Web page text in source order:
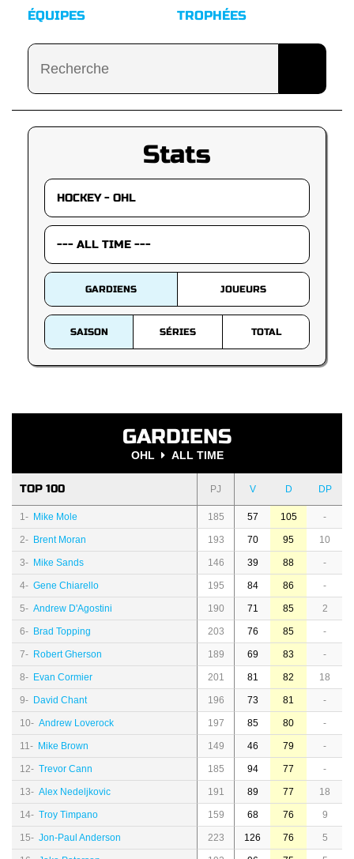
ÉQUIPES
TROPHÉES
Stats
GARDIENS JOUEURS
SAISON SÉRIES TOTAL
GARDIENS
OHL ALL TIME
TOP 100 PJ V D DP
1- Mike Mole 185 57 105 -
2- Brent Moran 193 70 95 10
3- Mike Sands 146 39 88 -
4- Gene Chiarello 195 84 86 -
5- Andrew D'Agostini 190 71 85 2
6- Brad Topping 203 76 85 -
7- Robert Gherson 189 69 83 -
8- Evan Cormier 201 81 82 18
9- David Chant 196 73 81 -
10- Andrew Loverock 197 85 80 -
11- Mike Brown 149 46 79 -
12- Trevor Cann 185 94 77 -
13- Alex Nedeljkovic 191 89 77 18
14- Troy Timpano 159 68 76 9
15- Jon-Paul Anderson 223 126 76 5